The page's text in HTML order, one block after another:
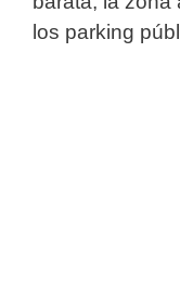
los parking